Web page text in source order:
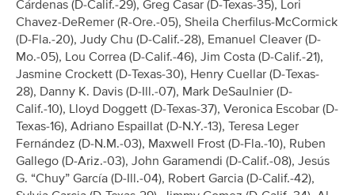
Cárdenas (D-Calif.-29), Greg Casar (D-Texas-35), Lori
Chavez-DeRemer (R-Ore.-05), Sheila Cherfilus-McCormick
(D-Fla.-20), Judy Chu (D-Calif.-28), Emanuel Cleaver (D-
Mo.-05), Lou Correa (D-Calif.-46), Jim Costa (D-Calif.-21),
Jasmine Crockett (D-Texas-30), Henry Cuellar (D-Texas-
28), Danny K. Davis (D-Ill.-07), Mark DeSaulnier (D-
Calif.-10), Lloyd Doggett (D-Texas-37), Veronica Escobar (D-
Texas-16), Adriano Espaillat (D-N.Y.-13), Teresa Leger
Fernández (D-N.M.-03), Maxwell Frost (D-Fla.-10), Ruben
Gallego (D-Ariz.-03), John Garamendi (D-Calif.-08), Jesús
G. “Chuy” García (D-Ill.-04), Robert Garcia (D-Calif.-42),